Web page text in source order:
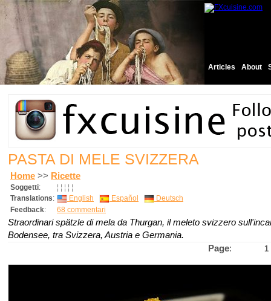
Articles About
PASTA DI MELE SVIZZERA
Home >> Ricette
Soggetti: ¦ ¦ ¦ ¦ ¦
Translations: English Español
Deutsch
Feedback: 68 commentari
Straordinari spätzle di mela da Thurgan, il meleto svizzero
Bodensee, tra Svizzera, Austria e Germania.
Page: 1